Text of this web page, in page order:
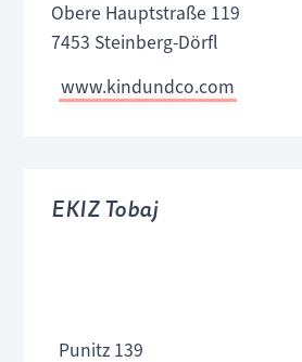
Obere Hauptstraße 119
7453 Steinberg-Dörfl
www.kindundco.com
EKIZ Tobaj
Punitz 139